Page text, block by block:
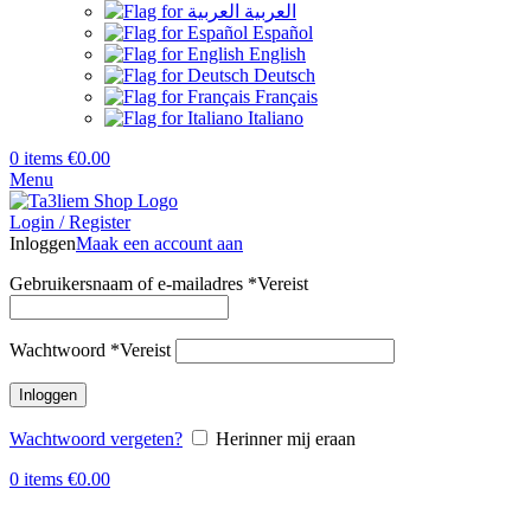
العربية
Español
English
Deutsch
Français
Italiano
0 items €0.00
Menu
Login / Register
InloggenMaak een account aan
Gebruikersnaam of e-mailadres *Vereist
Wachtwoord *Vereist
Inloggen
Wachtwoord vergeten?
Herinner mij eraan
0 items €0.00